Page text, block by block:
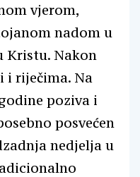
vjerom,
nadom u
Kristu. Nakon
i riječima. Na
poziva i
posvećen
nedjelja u